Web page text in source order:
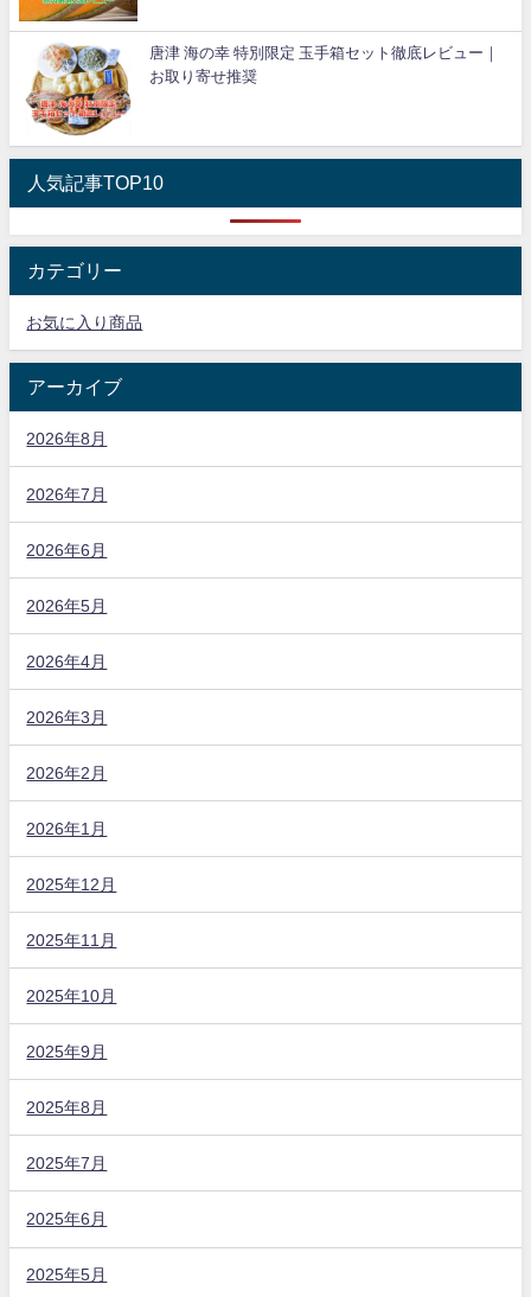
唐津 海の幸 特別限定 玉手箱セット徹底レビュー｜
お取り寄せ推奨
人気記事TOP10
カテゴリー
お気に入り商品
アーカイブ
2026年8月
2026年7月
2026年6月
2026年5月
2026年4月
2026年3月
2026年2月
2026年1月
2025年12月
2025年11月
2025年10月
2025年9月
2025年8月
2025年7月
2025年6月
2025年5月